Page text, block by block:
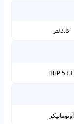
3.8لتر
533 BHP
أوتوماتيكي